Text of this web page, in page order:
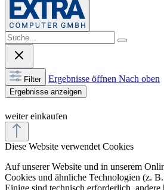
Filter Ergebnisse öffnen Nach oben
Ergebnisse anzeigen
weiter einkaufen
Diese Website verwendet Cookies
Auf unserer Website und in unserem
Cookies und ähnliche Technologien (z.